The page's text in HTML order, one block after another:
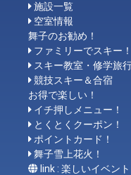
施設一覧
空室情報
舞子のお勧め！
ファミリーでスキー！
スキー教室・修学旅
競技スキー＆合宿
お得で楽しい！
イチ押しメニュー！
とくとくクーポン！
ポイントカード！
舞子雪上花火！
link : 楽しいイベント